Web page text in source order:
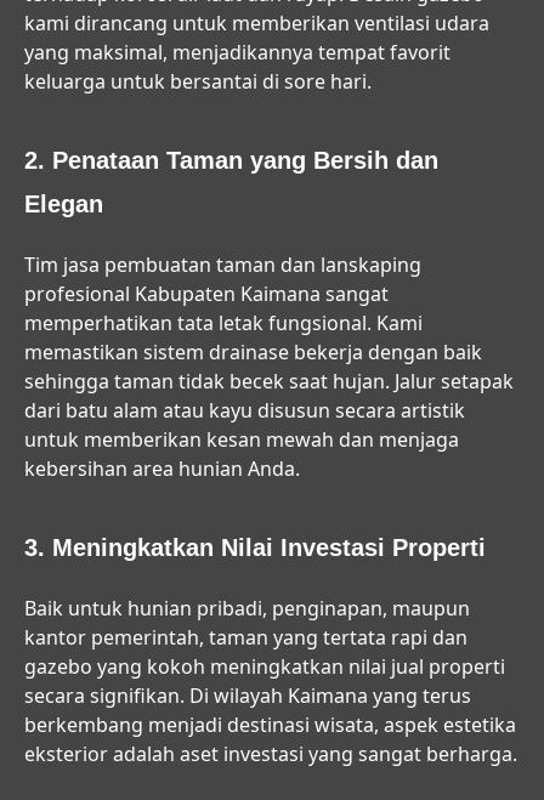
kami dirancang untuk memberikan ventilasi udara
yang maksimal, menjadikannya tempat favorit
keluarga untuk bersantai di sore hari.
2. Penataan Taman yang Bersih dan
Elegan
Tim jasa pembuatan taman dan lanskaping
profesional Kabupaten Kaimana sangat
memperhatikan tata letak fungsional. Kami
memastikan sistem drainase bekerja dengan baik
sehingga taman tidak becek saat hujan. Jalur setapak
dari batu alam atau kayu disusun secara artistik
untuk memberikan kesan mewah dan menjaga
kebersihan area hunian Anda.
3. Meningkatkan Nilai Investasi Properti
Baik untuk hunian pribadi, penginapan, maupun
kantor pemerintah, taman yang tertata rapi dan
gazebo yang kokoh meningkatkan nilai jual properti
secara signifikan. Di wilayah Kaimana yang terus
berkembang menjadi destinasi wisata, aspek estetika
eksterior adalah aset investasi yang sangat berharga.